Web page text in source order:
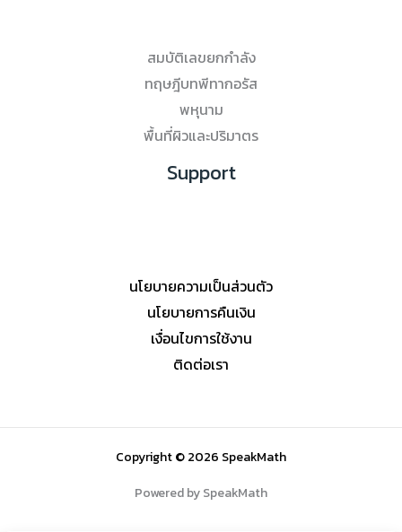
สมบัติเลขยกกำลัง
ทฤษฎีบทพีทากอรัส
พหุนาม
พื้นที่ผิวและปริมาตร
Support
นโยบายความเป็นส่วนตัว
นโยบายการคืนเงิน
เงื่อนไขการใช้งาน
ติดต่อเรา
Copyright © 2026 SpeakMath
Powered by SpeakMath